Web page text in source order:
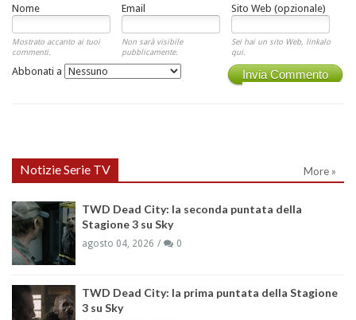
Nome Email Sito Web (opzionale)
Mostrato accanto ai tuoi
commenti.
Non sarà visibile
pubblicamente.
Sei hai un sito Web, linkalo
qui.
Invia Commento
Abbonati a
Notizie Serie TV More »
TWD Dead City: la seconda puntata della
Stagione 3 su Sky
agosto 04, 2026 0
TWD Dead City: la prima puntata della Stagione
3 su Sky